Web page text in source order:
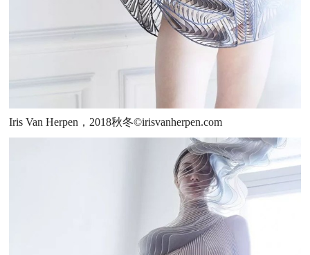
Iris Van Herpen，2018秋冬©irisvanherpen.com